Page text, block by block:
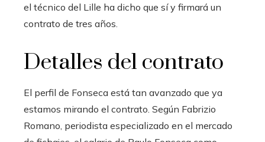
el técnico del Lille ha dicho que sí y firmará un
contrato de tres años.
Detalles del contrato
El perfil de Fonseca está tan avanzado que ya
estamos mirando el contrato. Según Fabrizio
Romano, periodista especializado en el mercado